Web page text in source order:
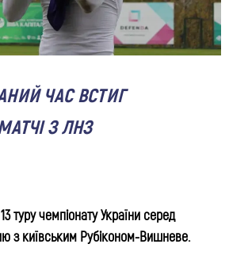
ЧАС ВСТИГ
З ЛНЗ
туру чемпіонату України серед
з київським Рубіконом-Вишневе.